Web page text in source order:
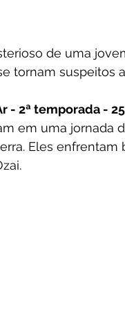
de uma
tornam suspeitos
- 2ª temporada -
em uma jornada
Eles enfrentam